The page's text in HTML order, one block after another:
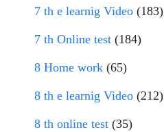
7 th e learnig Video (183)
7 th Online test (184)
8 Home work (65)
8 th e learnig Video (212)
8 th online test (35)